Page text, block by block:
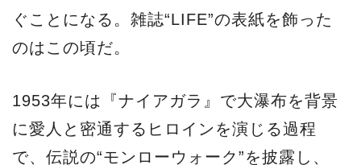
ぐことになる。雑誌“LIFE”の表紙を飾った
のはこの頃だ。
1953年には『ナイアガラ』で大瀑布を背景
に愛人と密通するヒロインを演じる過程
で、伝説の“モンローウォーク”を披露し、